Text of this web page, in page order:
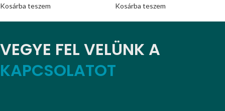
Kosárba teszem
Kosárba teszem
VEGYE FEL VELÜNK A
KAPCSOLATOT